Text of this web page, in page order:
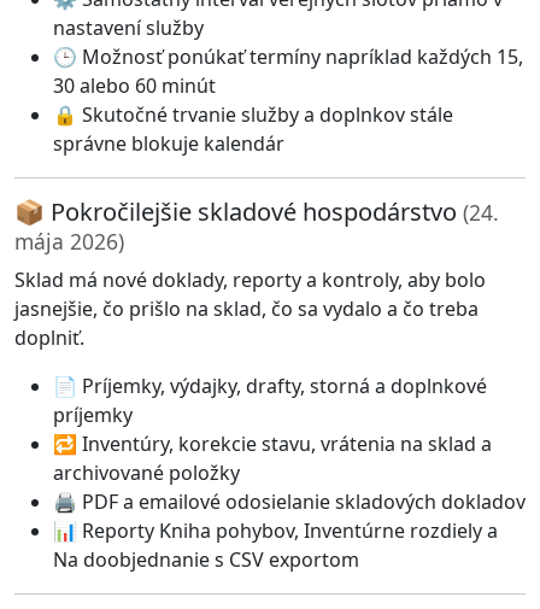
nastavení služby
🕒 Možnosť ponúkať termíny napríklad každých 15,
30 alebo 60 minút
🔒 Skutočné trvanie služby a doplnkov stále
správne blokuje kalendár
📦 Pokročilejšie skladové hospodárstvo (24.
mája 2026)
Sklad má nové doklady, reporty a kontroly, aby bolo
jasnejšie, čo prišlo na sklad, čo sa vydalo a čo treba
doplniť.
📄 Príjemky, výdajky, drafty, storná a doplnkové
príjemky
🔁 Inventúry, korekcie stavu, vrátenia na sklad a
archivované položky
🖨️ PDF a emailové odosielanie skladových dokladov
📊 Reporty Kniha pohybov, Inventúrne rozdiely a
Na doobjednanie s CSV exportom